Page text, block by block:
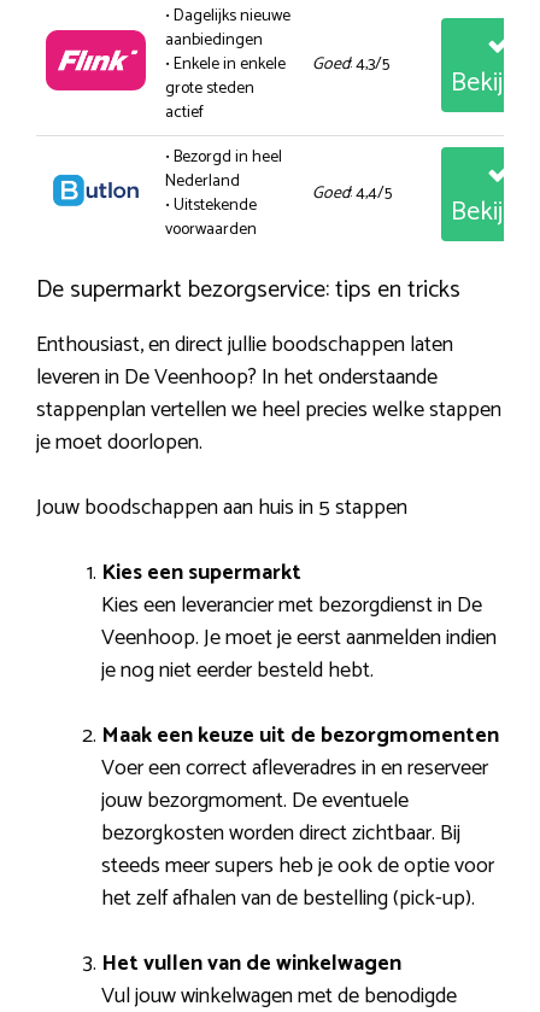
• Dagelijks nieuwe
aanbiedingen
• Enkele in enkele
grote steden
actief
Goed: 4,3/5
• Bezorgd in heel
Nederland
• Uitstekende
voorwaarden
Goed: 4,4/5
De supermarkt bezorgservice: tips en tricks
Enthousiast, en direct jullie boodschappen laten
leveren in De Veenhoop? In het onderstaande
stappenplan vertellen we heel precies welke stappen
je moet doorlopen.
Jouw boodschappen aan huis in 5 stappen
Kies een supermarkt
Kies een leverancier met bezorgdienst in De
Veenhoop. Je moet je eerst aanmelden indien
je nog niet eerder besteld hebt.
Maak een keuze uit de bezorgmomenten
Voer een correct afleveradres in en reserveer
jouw bezorgmoment. De eventuele
bezorgkosten worden direct zichtbaar. Bij
steeds meer supers heb je ook de optie voor
het zelf afhalen van de bestelling (pick-up).
Het vullen van de winkelwagen
Vul jouw winkelwagen met de benodigde